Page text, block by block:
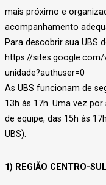
mais próximo e
acompanhamento
Para descobrir sua UBS
https://
unidade?authuser=0
As UBS funcionam de
13h às 17h. Uma vez
de equipe, das 15h às
UBS).
1) REGIÃO CENTRO-